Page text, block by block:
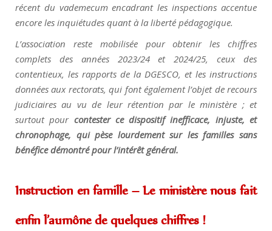
récent du vademecum encadrant les inspections accentue
encore les inquiétudes quant à la liberté pédagogique.
L’association reste mobilisée pour obtenir les chiffres
complets des années 2023/24 et 2024/25, ceux des
contentieux, les rapports de la DGESCO, et les instructions
données aux rectorats, qui font également l’objet de recours
judiciaires au vu de leur rétention par le ministère ; et
surtout pour contester ce dispositif inefficace, injuste, et
chronophage, qui pèse lourdement sur les familles sans
bénéfice démontré pour l’intérêt général.
Instruction en famille – Le ministère nous fait
enfin l’aumône de quelques chiffres !